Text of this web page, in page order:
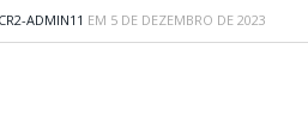
CR2-ADMIN11 EM 5 DE DEZEMBRO DE 2023